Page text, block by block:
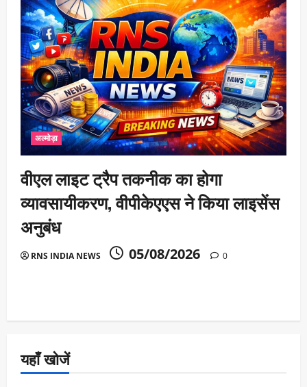
अल्मोड़ा
वीएल लाइट ट्रैप तकनीक का होगा
व्यावसायीकरण, वीपीकेएएस ने किया लाइसेंस
अनुबंध
RNS INDIA NEWS 05/08/2026 0
यहाँ खोजें